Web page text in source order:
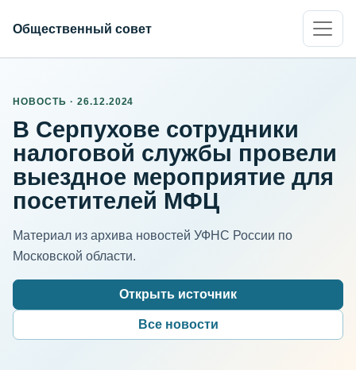
Общественный совет
НОВОСТЬ · 26.12.2024
В Серпухове сотрудники
налоговой службы провели
выездное мероприятие для
посетителей МФЦ
Материал из архива новостей УФНС России по
Московской области.
Открыть источник
Все новости